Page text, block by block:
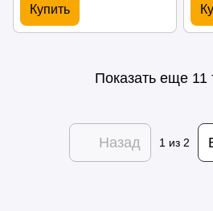
Купить
Показать еще 11
Назад 1из 2